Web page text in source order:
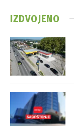
IZDVOJENO